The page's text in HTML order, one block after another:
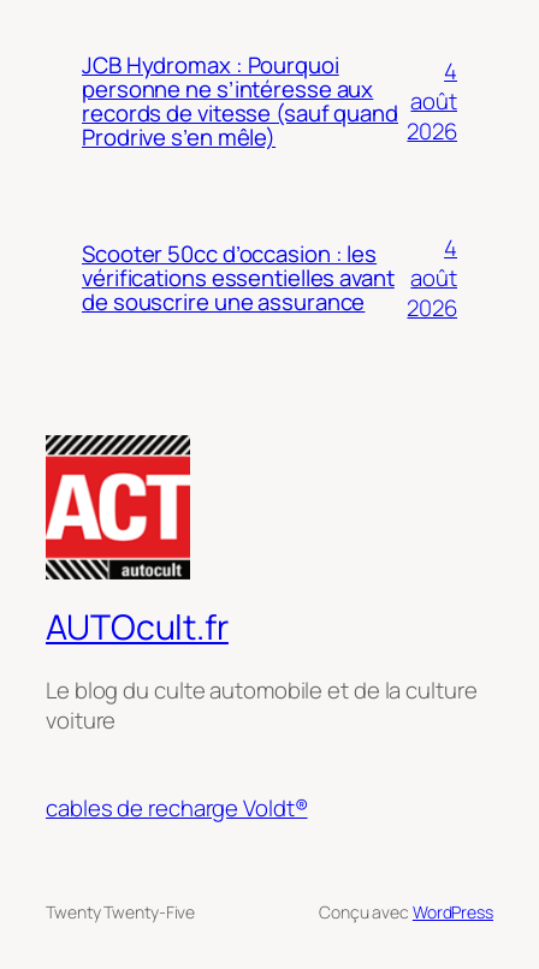
JCB Hydromax : Pourquoi
personne ne s’intéresse aux
records de vitesse (sauf quand
Prodrive s’en mêle)
4
août
2026
Scooter 50cc d’occasion : les
vérifications essentielles avant
de souscrire une assurance
4
août
2026
AUTOcult.fr
Le blog du culte automobile et de la culture
voiture
cables de recharge Voldt®
Twenty Twenty-Five Conçu avec WordPress